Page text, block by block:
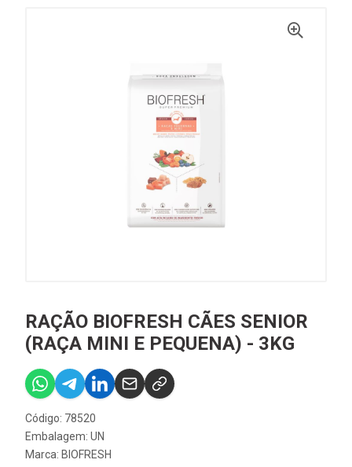
RAÇÃO BIOFRESH CÃES SENIOR
(RAÇA MINI E PEQUENA) - 3KG
Código: 78520
Embalagem: UN
Marca: BIOFRESH